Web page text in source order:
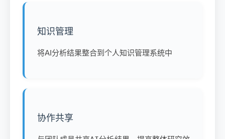
知识管理
将AI分析结果整合到 个人知识管理系统中
协作共享